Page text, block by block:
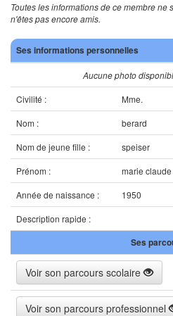
Toutes les informations de ce membre ne
n'êtes pas encore amis.
Ses informations personnelles
Aucune photo
Civilité :
Mme.
Nom :
berard
Nom de jeune fille :
speiser
Prénom :
marie claude
Année de naissance :
1950
Description rapide :
Ses
Voir son parcours scolaire
Voir son parcours professionnel